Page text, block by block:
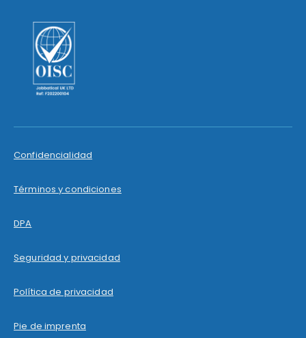
Confidencialidad
Términos y condiciones
DPA
Seguridad y privacidad
Política de privacidad
Pie de imprenta